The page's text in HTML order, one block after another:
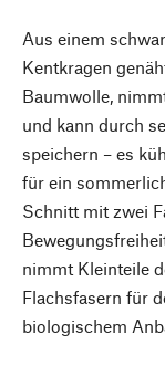
Aus einem
Kentkragen
Baumwolle,
und kann durch
speichern – es
für ein
Schnitt mit zwei
nimmt Kleinteile
Flachsfasern für
biologischem